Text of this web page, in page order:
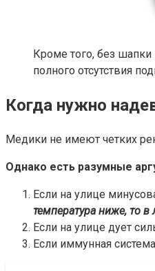
Кроме того, без
полного отсутствия
Когда нужно
Медики не имеют четких
Однако есть разумные
Если на улице
температура ниже, то
Если на улице дует
Если иммунная